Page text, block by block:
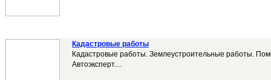
Кадастровые работы
Кадастровые работы. Землеустроительные работы.
Автоэксперт....